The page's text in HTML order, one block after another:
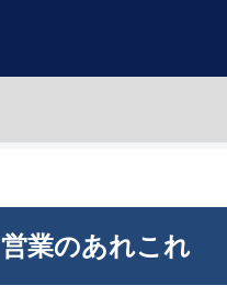
営業のあれこれ